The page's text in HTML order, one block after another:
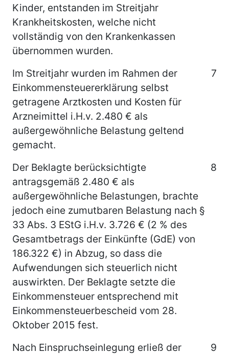
Kinder, entstanden im Streitjahr
Krankheitskosten, welche nicht
vollständig von den Krankenkassen
übernommen wurden.
7
Im Streitjahr wurden im Rahmen der
Einkommensteuererklärung selbst
getragene Arztkosten und Kosten für
Arzneimittel i.H.v. 2.480 € als
außergewöhnliche Belastung geltend
gemacht.
8
Der Beklagte berücksichtigte
antragsgemäß 2.480 € als
außergewöhnliche Belastungen, brachte
jedoch eine zumutbaren Belastung nach §
33 Abs. 3 EStG i.H.v. 3.726 € (2 % des
Gesamtbetrags der Einkünfte (GdE) von
186.322 €) in Abzug, so dass die
Aufwendungen sich steuerlich nicht
auswirkten. Der Beklagte setzte die
Einkommensteuer entsprechend mit
Einkommensteuerbescheid vom 28.
Oktober 2015 fest.
9
Nach Einspruchseinlegung erließ der